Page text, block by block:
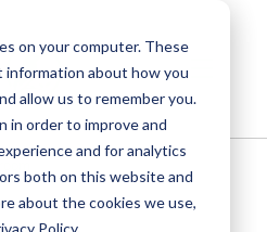
on your computer. These
information about how you
allow us to remember you.
in order to improve and
and for analytics
both on this website and
about the cookies we use,
Policy.